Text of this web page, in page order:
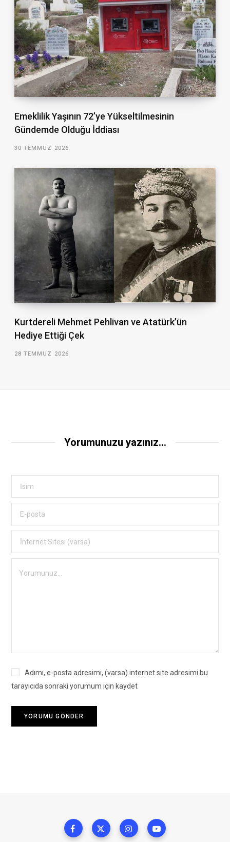
Emeklilik Yaşının 72’ye Yükseltilmesinin
Gündemde Olduğu İddiası
30 TEMMUZ 2026
Kurtdereli Mehmet Pehlivan ve Atatürk’ün
Hediye Ettiği Çek
28 TEMMUZ 2026
Yorumunuzu yazınız...
Adımı, e-posta adresimi, (varsa) internet site adresimi bu
tarayıcıda sonraki yorumum için kaydet